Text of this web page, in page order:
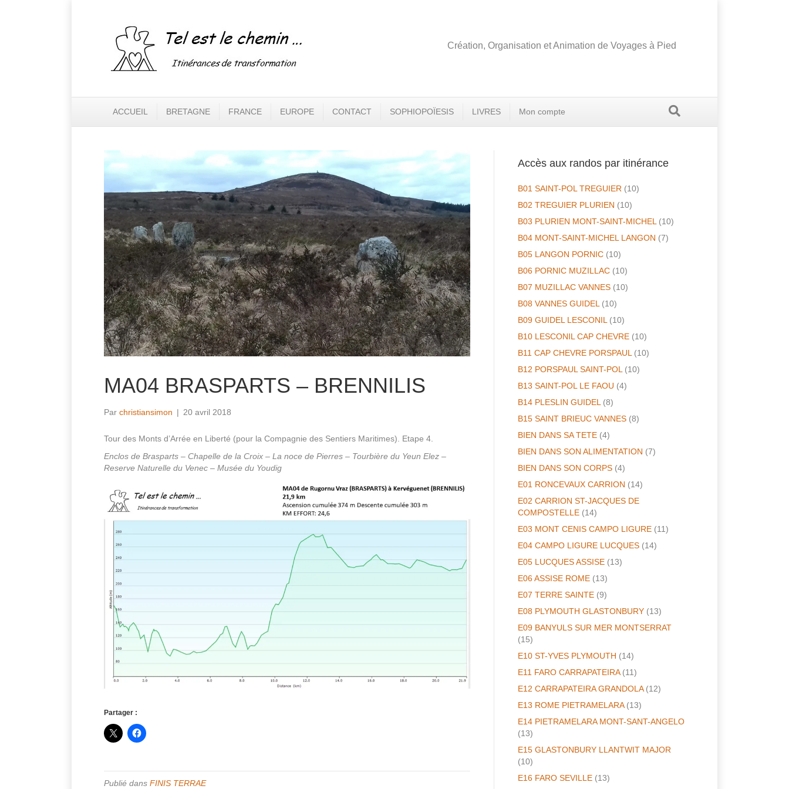
Création, Organisation et Animation de Voyages à Pied
ACCUEIL BRETAGNE FRANCE EUROPE CONTACT SOPHIOPOÏESIS LIVRES Mon compte
MA04 BRASPARTS – BRENNILIS
Par christiansimon | 20 avril 2018
Tour des Monts d’Arrée en Liberté (pour la Compagnie des Sentiers Maritimes). Etape 4.
Enclos de Brasparts – Chapelle de la Croix – La noce de Pierres – Tourbière du Yeun Elez –
Reserve Naturelle du Venec – Musée du Youdig
Partager :
Publié dans FINIS TERRAE
Accès aux randos par itinérance
B01 SAINT-POL TREGUIER (10)
B02 TREGUIER PLURIEN (10)
B03 PLURIEN MONT-SAINT-MICHEL (10)
B04 MONT-SAINT-MICHEL LANGON (7)
B05 LANGON PORNIC (10)
B06 PORNIC MUZILLAC (10)
B07 MUZILLAC VANNES (10)
B08 VANNES GUIDEL (10)
B09 GUIDEL LESCONIL (10)
B10 LESCONIL CAP CHEVRE (10)
B11 CAP CHEVRE PORSPAUL (10)
B12 PORSPAUL SAINT-POL (10)
B13 SAINT-POL LE FAOU (4)
B14 PLESLIN GUIDEL (8)
B15 SAINT BRIEUC VANNES (8)
BIEN DANS SA TETE (4)
BIEN DANS SON ALIMENTATION (7)
BIEN DANS SON CORPS (4)
E01 RONCEVAUX CARRION (14)
E02 CARRION ST-JACQUES DE
COMPOSTELLE (14)
E03 MONT CENIS CAMPO LIGURE (11)
E04 CAMPO LIGURE LUCQUES (14)
E05 LUCQUES ASSISE (13)
E06 ASSISE ROME (13)
E07 TERRE SAINTE (9)
E08 PLYMOUTH GLASTONBURY (13)
E09 BANYULS SUR MER MONTSERRAT
(15)
E10 ST-YVES PLYMOUTH (14)
E11 FARO CARRAPATEIRA(11)
E12 CARRAPATEIRA GRANDOLA(12)
E13 ROME PIETRAMELARA(13)
E14 PIETRAMELARA MONT-SANT-ANGELO
(13)
E15 GLASTONBURY LLANTWIT MAJOR
(10)
E16 FARO SEVILLE (13)